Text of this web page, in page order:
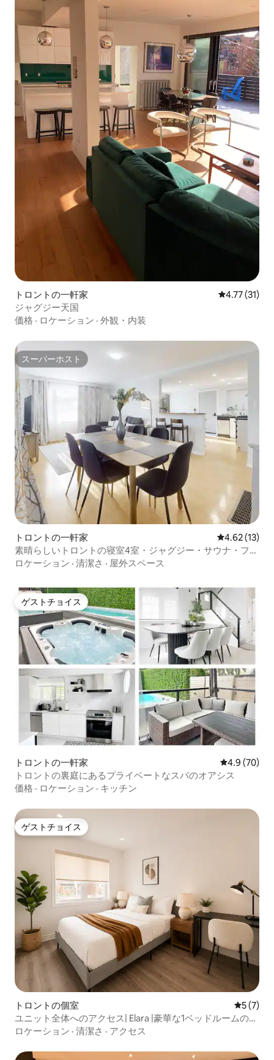
トロントの一軒家 レビュー31
4.77 (31)
ジャグジー天国
価格 · ロケーション · 外観・内装
スーパーホスト
スーパーホスト
トロントの一軒家 レビュー13
4.62 (13)
素晴らしいトロントの寝室4室・ジャグジー・サウナ・フー
ズボール
ロケーション · 清潔さ · 屋外スペース
ゲストチョイス
ゲストチョイス
トロントの一軒家 レビュー70
4.9 (70)
トロントの裏庭にあるプライベートなスパのオアシス
価格 · ロケーション · キッチン
ゲストチョイス
ゲストチョイス
トロントの個室 レビュー
5 (7)
ユニット全体へのアクセス| Elara |豪華な1ベッドルームのア
パート
ロケーション · 清潔さ · アクセス